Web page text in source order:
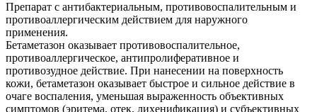
Препарат с антибактериальным, противовоспалительным и
противоаллергическим действием для наружного
применения.
Бетаметазон оказывает противовоспалительное,
противоаллергическое, антипролиферативное и
противозудное действие. При нанесении на поверхность
кожи, бетаметазон оказывает быстрое и сильное действие в
очаге воспаления, уменьшая выраженность объективных
симптомов (эритема, отек, лихенификация) и субъективных